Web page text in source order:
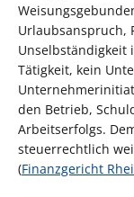
Urlaubsanspruch,
Tätigkeit, kein
den Betrieb,
Arbeitserfolgs.
steuerrechtlich
(Finanzgericht